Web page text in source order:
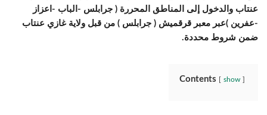
عنتاب والدخول إلى المناطق المحررة ( جرابلس -الباب -اعزاز
-عفرين )عبر معبر قرقميش ( جرابلس ) من قبل ولاية غازي عنتاب
ضمن شروط محددة.
Contents show